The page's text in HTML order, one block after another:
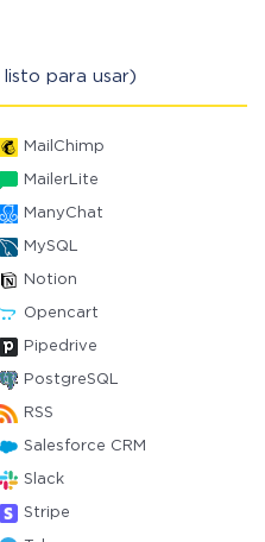
para usar)
MailChimp
MailerLite
ManyChat
MySQL
Notion
Opencart
Pipedrive
PostgreSQL
RSS
Salesforce CRM
Slack
Stripe